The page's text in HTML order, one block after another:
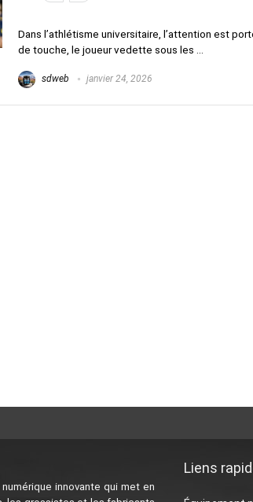
Dans l’athlétisme universitaire, l’attention est
de touche, le joueur vedette sous les ...
sdweb janvier 24, 2026
innovante qui met en
Liens